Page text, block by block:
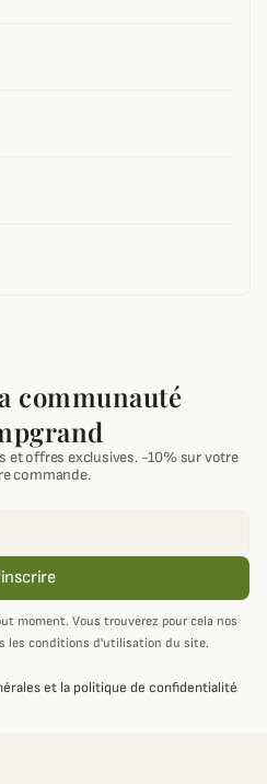
communauté
et offres exclusives. -10% sur votre
commande.
moment. Vous trouverez pour cela nos
les conditions d'utilisation du site.
et la politique de confidentialité